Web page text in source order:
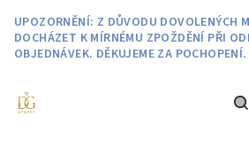
obsah
UPOZORNĚNÍ: Z DŮVODU DOVOLENÝCH
DOCHÁZET K MÍRNÉMU ZPOŽDĚNÍ PŘI
OBJEDNÁVEK. DĚKUJEME ZA POCHOPENÍ.